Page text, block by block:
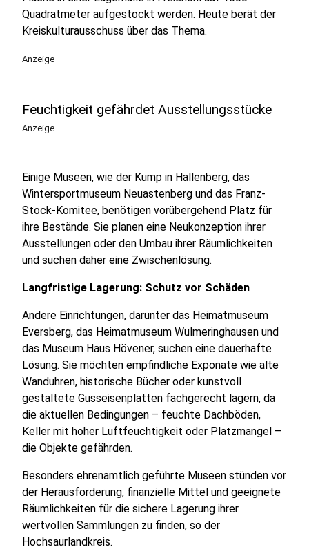
Quadratmeter aufgestockt werden. Heute berät der
Kreiskulturausschuss über das Thema.
Anzeige
Feuchtigkeit gefährdet Ausstellungsstücke
Anzeige
Einige Museen, wie der Kump in Hallenberg, das
Wintersportmuseum Neuastenberg und das Franz-
Stock-Komitee, benötigen vorübergehend Platz für
ihre Bestände. Sie planen eine Neukonzeption ihrer
Ausstellungen oder den Umbau ihrer Räumlichkeiten
und suchen daher eine Zwischenlösung.
Langfristige Lagerung: Schutz vor Schäden
Andere Einrichtungen, darunter das Heimatmuseum
Eversberg, das Heimatmuseum Wulmeringhausen und
das Museum Haus Hövener, suchen eine dauerhafte
Lösung. Sie möchten empfindliche Exponate wie alte
Wanduhren, historische Bücher oder kunstvoll
gestaltete Gusseisenplatten fachgerecht lagern, da
die aktuellen Bedingungen – feuchte Dachböden,
Keller mit hoher Luftfeuchtigkeit oder Platzmangel –
die Objekte gefährden.
Besonders ehrenamtlich geführte Museen stünden vor
der Herausforderung, finanzielle Mittel und geeignete
Räumlichkeiten für die sichere Lagerung ihrer
wertvollen Sammlungen zu finden, so der
Hochsaurlandkreis.